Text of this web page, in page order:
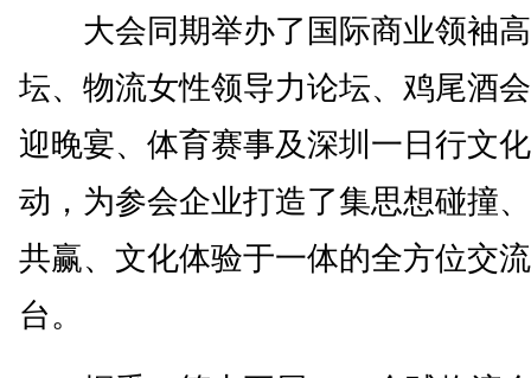
大会同期举办了国际商业领袖
坛、物流女性领导力论坛、鸡尾酒
迎晚宴、体育赛事及深圳一日行文
动，为参会企业打造了集思想碰撞
共赢、文化体验于一体的全方位交
台。